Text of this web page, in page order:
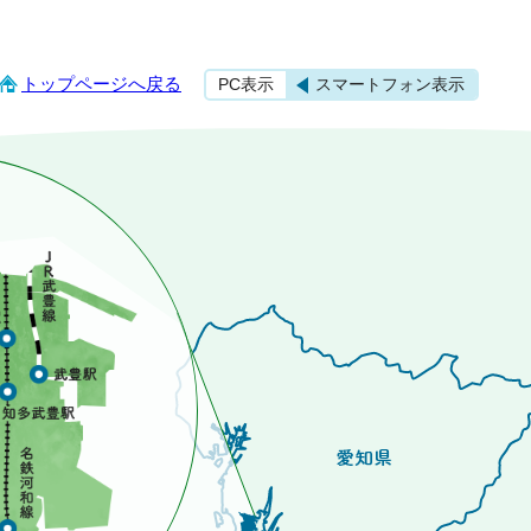
トップページへ戻る PC表示 スマートフォン表示